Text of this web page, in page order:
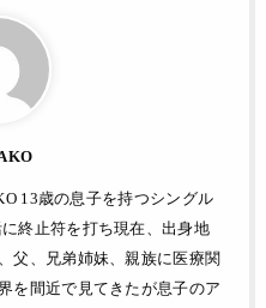
13歳の息子を持つシングル
終止符を打ち現在、出身地
父、兄弟姉妹、親族に医療関
を間近で見てきたが息子のア